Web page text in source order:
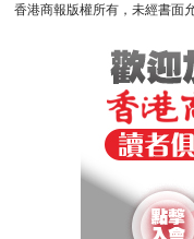
香港商報版權所有，未經書面